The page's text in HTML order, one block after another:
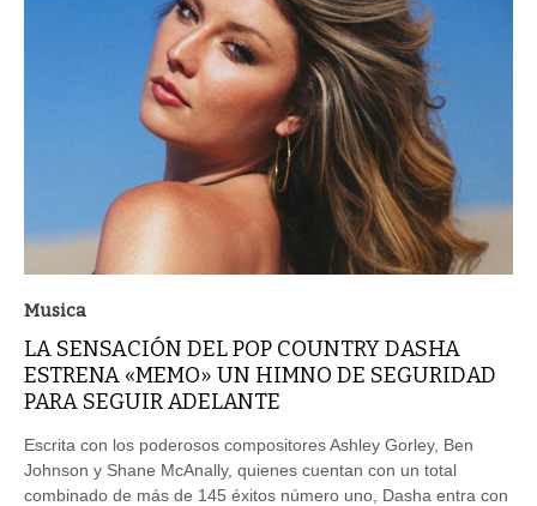
Musica
LA SENSACIÓN DEL POP COUNTRY DASHA
ESTRENA «MEMO» UN HIMNO DE SEGURIDAD
PARA SEGUIR ADELANTE
Escrita con los poderosos compositores Ashley Gorley, Ben
Johnson y Shane McAnally, quienes cuentan con un total
combinado de más de 145 éxitos número uno, Dasha entra con